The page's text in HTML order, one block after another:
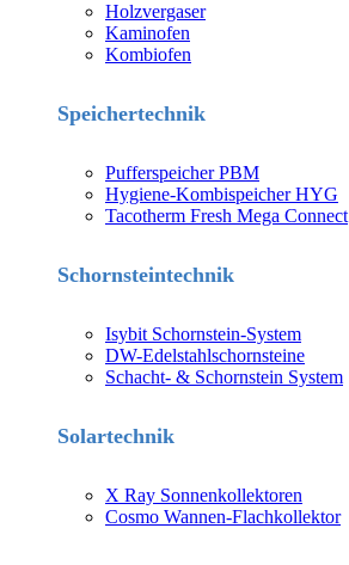
Holzvergaser
Kaminofen
Kombiofen
Speichertechnik
Pufferspeicher PBM
Hygiene-Kombispeicher HYG
Tacotherm Fresh Mega Connect
Schornsteintechnik
Isybit Schornstein-System
DW-Edelstahlschornsteine
Schacht- & Schornstein System
Solartechnik
X Ray Sonnenkollektoren
Cosmo Wannen-Flachkollektor